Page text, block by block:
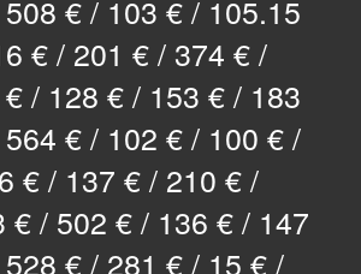
€ / 103 € / 105.15
€ / 201 € / 374 € /
/ 128 € / 153 € / 183
€ / 102 € / 100 € /
€ / 137 € / 210 € /
€ / 502 € / 136 € / 147
€ / 281 € / 15 € /